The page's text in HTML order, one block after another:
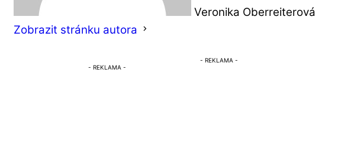
Veronika Oberreiterová
Zobrazit stránku autora